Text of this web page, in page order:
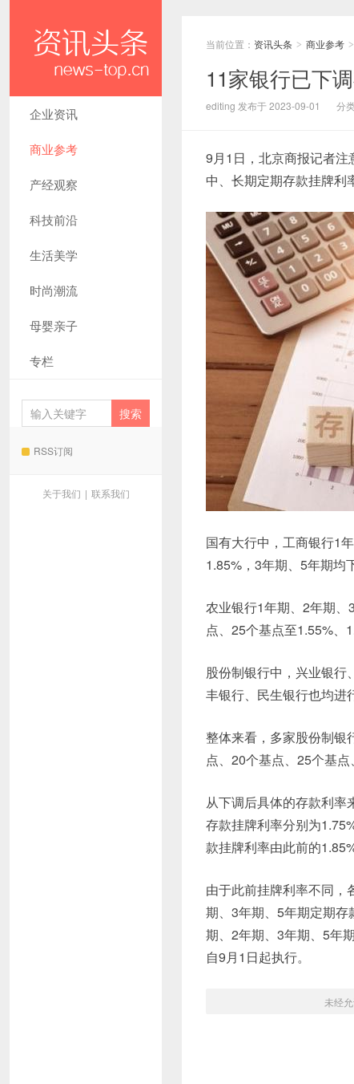
企业资讯
商业参考
产经观察
科技前沿
生活美学
时尚潮流
母婴亲子
专栏
RSS订阅
关于我们 | 联系我们
当前位置： 资讯头条 > 商业参考 >
11家银行已下
editing 发布于 2023-09-01 分
9月1日，北京商报记者
中、长期定期存款挂牌利
国有大行中，工商银行1
1.85%，3年期、5年期均
农业银行1年期、2年期
点、25个基点至1.55%、
股份制银行中，兴业银行
丰银行、民生银行也均进
整体来看，多家股份制银
点、20个基点、25个基点
从下调后具体的存款利率
存款挂牌利率分别为
款挂牌利率由此前的
由于此前挂牌利率不同，
期、3年期、5年期定期
期、2年期、3年期、5年
自9月1日起执行。
未经